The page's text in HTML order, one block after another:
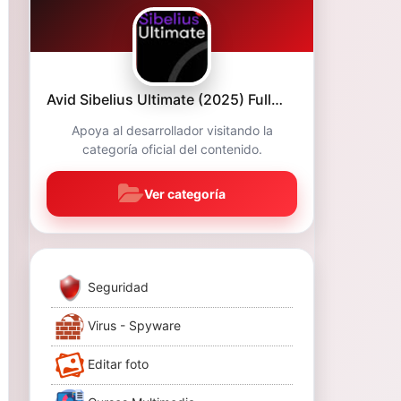
Avid Sibelius Ultimate (2025) Full…
Apoya al desarrollador visitando la
categoría oficial del contenido.
Ver categoría
Seguridad
Virus - Spyware
Editar foto